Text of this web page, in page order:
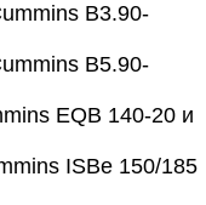
B3.90-
B5.90-
EQB 140-20 и
ISBe 150/185